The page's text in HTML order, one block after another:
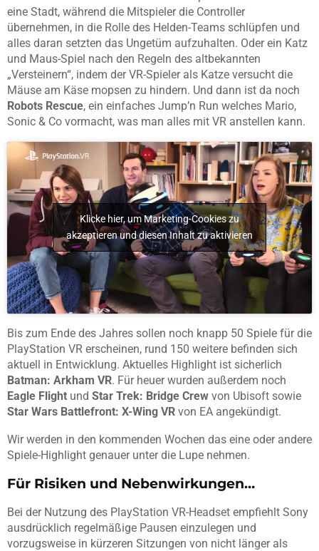
eine Stadt, während die Mitspieler die Controller
übernehmen, in die Rolle des Helden-Teams schlüpfen und
alles daran setzten das Ungetüm aufzuhalten. Oder ein Katz
und Maus-Spiel nach den Regeln des altbekannten
„Versteinern“, indem der VR-Spieler als Katze versucht die
Mäuse am Käse mopsen zu hindern. Und dann ist da noch
Robots Rescue, ein einfaches Jump’n Run welches Mario,
Sonic & Co vormacht, was man alles mit VR anstellen kann.
Klicke hier, um Marketing-Cookies zu
akzeptieren und diesen Inhalt zu aktivieren
Bis zum Ende des Jahres sollen noch knapp 50 Spiele für die
PlayStation VR erscheinen, rund 150 weitere befinden sich
aktuell in Entwicklung. Aktuelles Highlight ist sicherlich
Batman: Arkham VR. Für heuer wurden außerdem noch
Eagle Flight und Star Trek: Bridge Crew von Ubisoft sowie
Star Wars Battlefront: X-Wing VR von EA angekündigt.
Wir werden in den kommenden Wochen das eine oder andere
Spiele-Highlight genauer unter die Lupe nehmen.
Für Risiken und Nebenwirkungen…
Bei der Nutzung des PlayStation VR-Headset empfiehlt Sony
ausdrücklich regelmäßige Pausen einzulegen und
vorzugsweise in kürzeren Sitzungen von nicht länger als